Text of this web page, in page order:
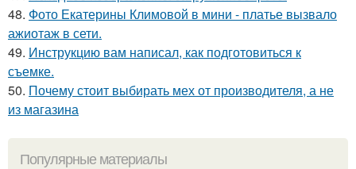
48. Фото Екатерины Климовой в мини - платье вызвало
ажиотаж в сети.
49. Инструкцию вам написал, как подготовиться к
съемке.
50. Почему стоит выбирать мех от производителя, а не
из магазина
Популярные материалы